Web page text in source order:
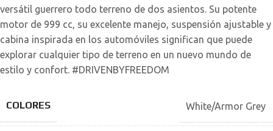
versátil guerrero todo terreno de dos asientos. Su potente
motor de 999 cc, su excelente manejo, suspensión ajustable y
cabina inspirada en los automóviles significan que puede
explorar cualquier tipo de terreno en un nuevo mundo de
estilo y confort. #DRIVENBYFREEDOM
COLORES White/Armor Grey